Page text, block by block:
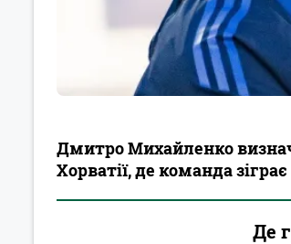
Дмитро Михайленко
Хорватії, де команда
Де